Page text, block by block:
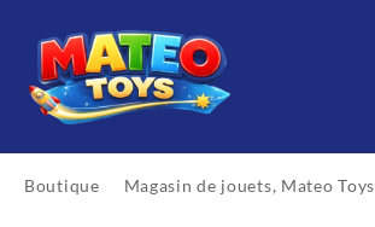
content
Boutique Magasin de jouets, Mateo Toys